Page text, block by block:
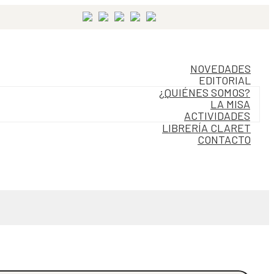
NOVEDADES
EDITORIAL
¿QUIÉNES SOMOS?
LA MISA
ACTIVIDADES
LIBRERÍA CLARET
CONTACTO